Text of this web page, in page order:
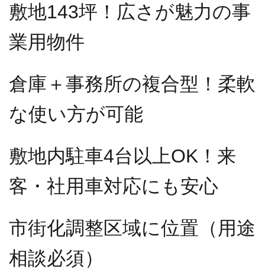
敷地143坪！広さが魅力の事
業用物件
倉庫＋事務所の複合型！柔軟
な使い方が可能
敷地内駐車4台以上OK！来
客・社用車対応にも安心
市街化調整区域に位置（用途
相談必須）